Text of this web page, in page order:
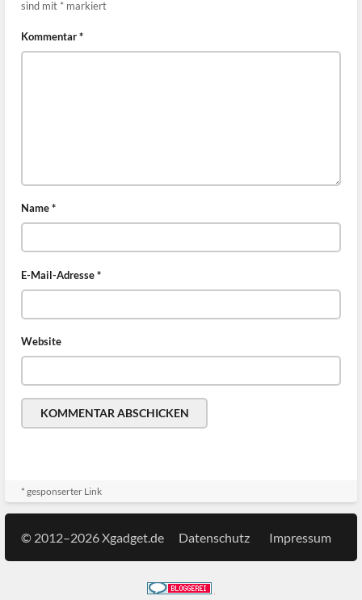
sind mit * markiert
Kommentar*
Name*
E-Mail-Adresse*
Website
* gesponserter Link
© 2012–2026 Xgadget.de Datenschutz Impressum